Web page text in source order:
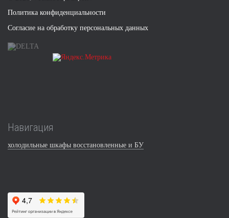
Политика конфиденциальности
Согласие на обработку персональных данных
Навигация
холодильные шкафы восстановленные и БУ